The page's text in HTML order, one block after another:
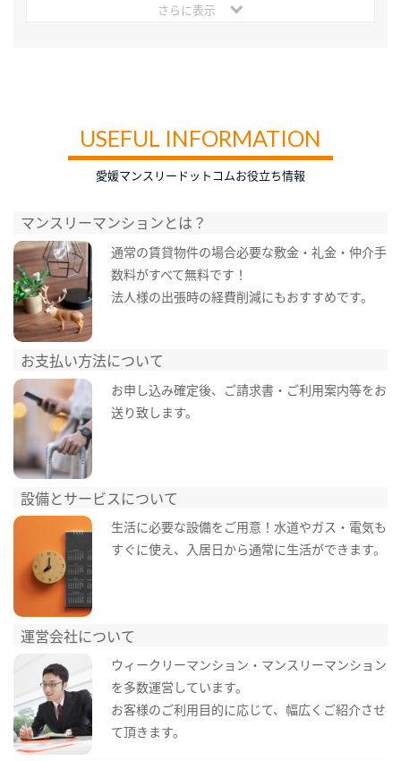
さらに表示
USEFUL INFORMATION
愛媛マンスリードットコムお役立ち情報
マンスリーマンションとは？
通常の賃貸物件の場合必要な敷金・礼金・仲介手
数料がすべて無料です！
法人様の出張時の経費削減にもおすすめです。
お支払い方法について
お申し込み確定後、ご請求書・ご利用案内等をお
送り致します。
設備とサービスについて
生活に必要な設備をご用意！水道やガス・電気も
すぐに使え、入居日から通常に生活ができます。
運営会社について
ウィークリーマンション・マンスリーマンション
を多数運営しています。
お客様のご利用目的に応じて、幅広くご紹介させ
て頂きます。